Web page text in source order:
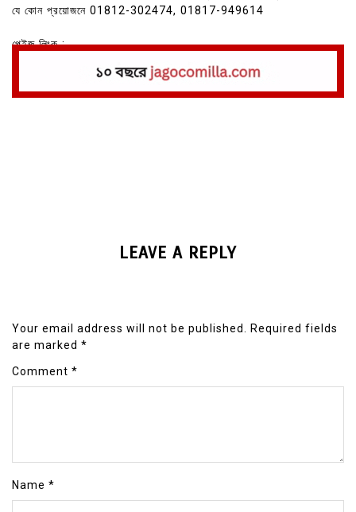
যে কোন প্রয়োজনে 01812-302474, 01817-949614
পেইজ লিংক :
LEAVE A REPLY
Your email address will not be published.
Required fields
are marked *
Comment *
Name *